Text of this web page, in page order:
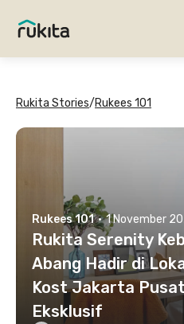
Rukita Stories/Rukees 101
Rukees 101 · 1 November
Rukita Serenity
Abang Hadir di
Kost Jakarta
Eksklusif